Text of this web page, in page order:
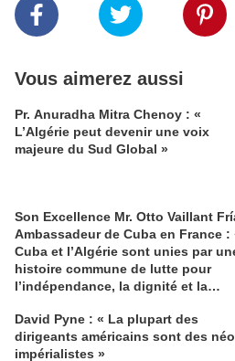
Vous aimerez aussi
Pr. Anuradha Mitra Chenoy : «
L’Algérie peut devenir une voix
majeure du Sud Global »
Son Excellence Mr. Otto Vaillant
Ambassadeur de Cuba en France :
Cuba et l’Algérie sont unies par
histoire commune de lutte pour
l’indépendance, la dignité et la
David Pyne : « La plupart des
dirigeants américains sont des
impérialistes »